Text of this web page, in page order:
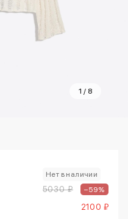
1 / 8
Нет в наличии
5030 ₽ –59%
2100 ₽